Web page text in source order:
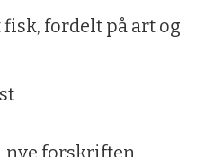
fordelt på art og
nye forskriften